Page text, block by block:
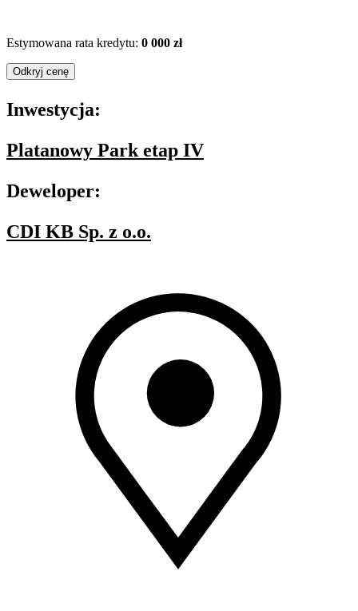
Estymowana rata kredytu: 0 000 zł
Odkryj cenę
Inwestycja:
Platanowy Park etap IV
Deweloper:
CDI KB Sp. z o.o.